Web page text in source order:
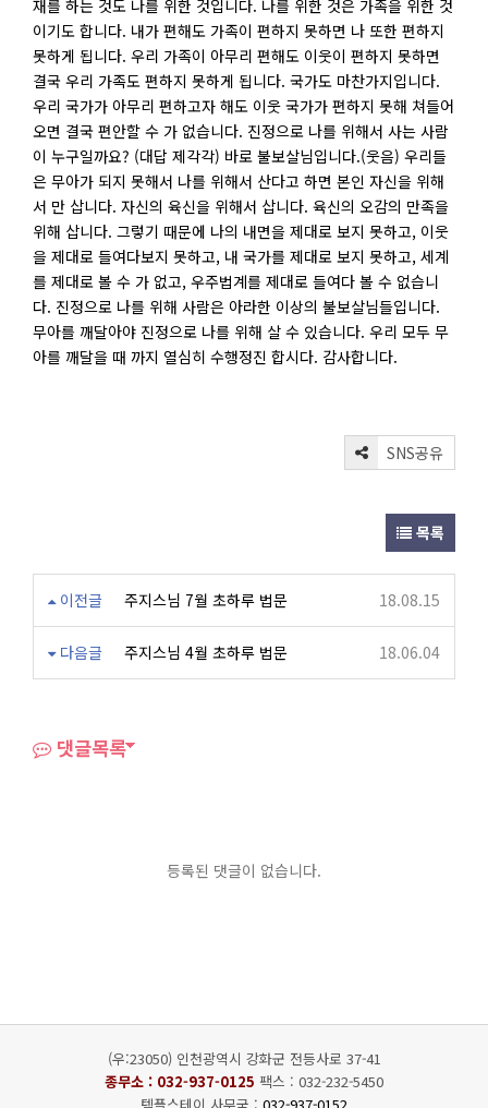
재를 하는 것도 나를 위한 것입니다. 나를 위한 것은 가족을 위한 것
이기도 합니다. 내가 편해도 가족이 편하지 못하면 나 또한 편하지
못하게 됩니다. 우리 가족이 아무리 편해도 이웃이 편하지 못하면
결국 우리 가족도 편하지 못하게 됩니다. 국가도 마찬가지입니다.
우리 국가가 아무리 편하고자 해도 이웃 국가가 편하지 못해 쳐들어
오면 결국 편안할 수 가 없습니다. 진정으로 나를 위해서 사는 사람
이 누구일까요? (대답 제각각) 바로 불보살님입니다.(웃음) 우리들
은 무아가 되지 못해서 나를 위해서 산다고 하면 본인 자신을 위해
서 만 삽니다. 자신의 육신을 위해서 삽니다. 육신의 오감의 만족을
위해 삽니다. 그렇기 때문에 나의 내면을 제대로 보지 못하고, 이웃
을 제대로 들여다보지 못하고, 내 국가를 제대로 보지 못하고, 세계
를 제대로 볼 수 가 없고, 우주법계를 제대로 들여다 볼 수 없습니
다. 진정으로 나를 위해 사람은 아라한 이상의 불보살님들입니다.
무아를 깨달아야 진정으로 나를 위해 살 수 있습니다. 우리 모두 무
아를 깨달을 때 까지 열심히 수행정진 합시다. 감사합니다.
SNS공유
목록
이전글 주지스님 7월 초하루 법문 18.08.15
다음글 주지스님 4월 초하루 법문 18.06.04
댓글목록
등록된 댓글이 없습니다.
(우:23050) 인천광역시 강화군 전등사로 37-41
종무소 : 032-937-0125 팩스 : 032-232-5450